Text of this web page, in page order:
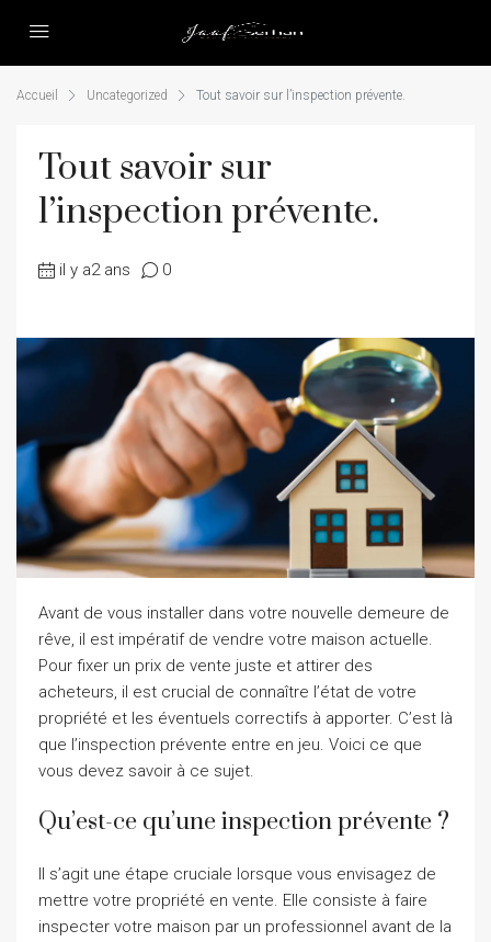
Accueil Uncategorized Tout savoir sur l’inspection prévente.
Tout savoir sur
l’inspection prévente.
il y a2 ans 0
Avant de vous installer dans votre nouvelle demeure de
rêve, il est impératif de vendre votre maison actuelle.
Pour fixer un prix de vente juste et attirer des
acheteurs, il est crucial de connaître l’état de votre
propriété et les éventuels correctifs à apporter. C’est là
que l’inspection prévente entre en jeu. Voici ce que
vous devez savoir à ce sujet.
Qu’est-ce qu’une inspection prévente ?
Il s’agit une étape cruciale lorsque vous envisagez de
mettre votre propriété en vente. Elle consiste à faire
inspecter votre maison par un professionnel avant de la